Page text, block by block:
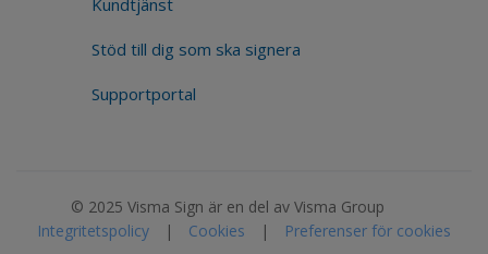
Stöd till dig som ska signera
Supportportal
© 2025 Visma Sign är en del av Visma Group
Integritetspolicy
| Cookies | Preferenser för cookies